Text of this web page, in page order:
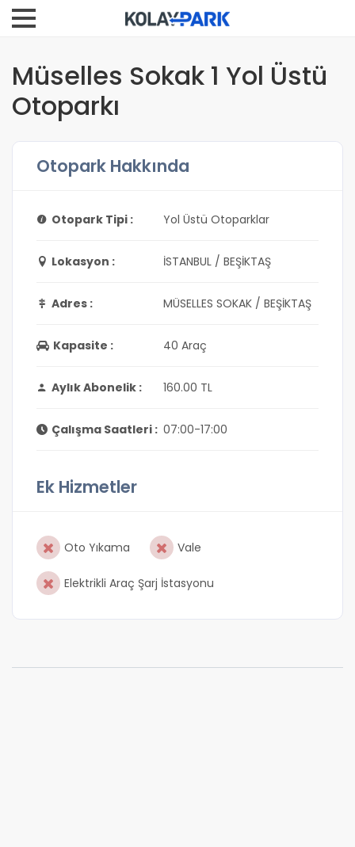
Müselles Sokak 1 Yol Üstü
Otoparkı
Otopark Hakkında
Otopark Tipi : Yol Üstü Otoparklar
Lokasyon : İSTANBUL / BEŞİKTAŞ
Adres : MÜSELLES SOKAK / BEŞİKTAŞ
Kapasite : 40 Araç
Aylık Abonelik : 160.00 TL
Çalışma Saatleri : 07:00-17:00
Ek Hizmetler
Oto Yıkama Vale
Elektrikli Araç Şarj İstasyonu